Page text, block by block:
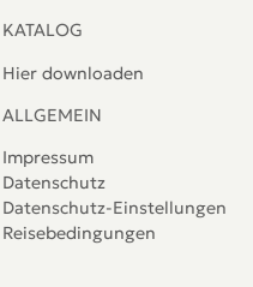
KATALOG
Hier downloaden
ALLGEMEIN
Impressum
Datenschutz
Datenschutz-Einstellungen
Reisebedingungen